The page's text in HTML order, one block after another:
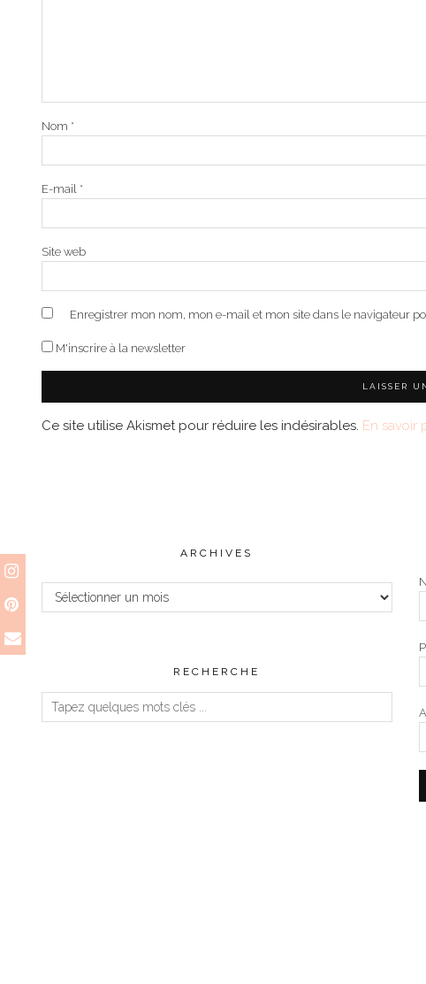
Nom *
E-mail *
Site web
Enregistrer mon nom, mon e-mail et mon site dans le navigateur
M'inscrire à la newsletter
Ce site utilise Akismet pour réduire les indésirables. En savoir
ARCHIVES
Archives
RECHERCHE